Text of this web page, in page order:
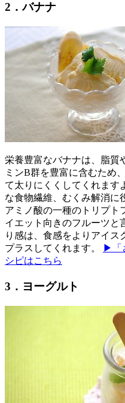
2．バナナ
栄養豊富なバナナは、脂質
ミンB群を豊富に含むため
て太りにくくしてくれます
な食物繊維、むくみ解消に
アミノ酸の一種のトリプト
イエット向きのフルーツと
り感は、食感をよりアイス
プラスしてくれます。
▶「
シピはこちら
3．ヨーグルト